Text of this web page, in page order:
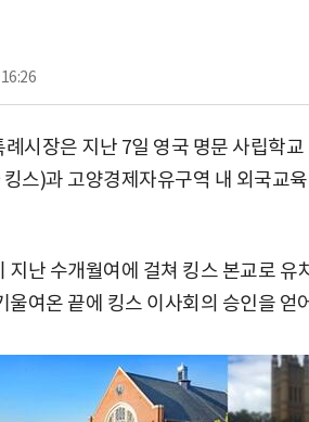
례시장은 지난 7일 영국 명문 사립학
스)과 고양경제자유구역 내 외국교
지난 수개월여에 걸쳐 킹스 본교로 유
울여온 끝에 킹스 이사회의 승인을 얻